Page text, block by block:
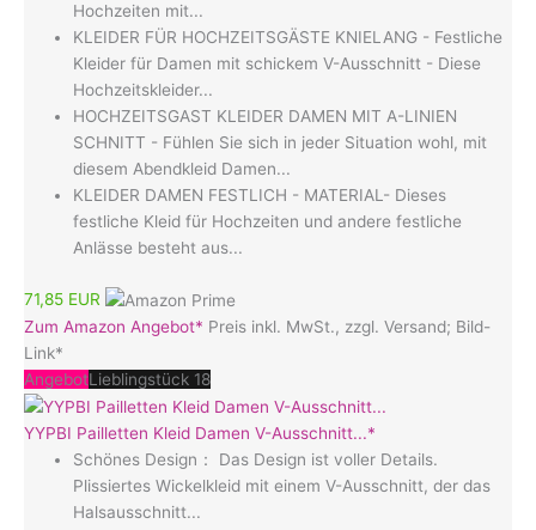
Hochzeiten mit...
KLEIDER FÜR HOCHZEITSGÄSTE KNIELANG - Festliche
Kleider für Damen mit schickem V-Ausschnitt - Diese
Hochzeitskleider...
HOCHZEITSGAST KLEIDER DAMEN MIT A-LINIEN
SCHNITT - Fühlen Sie sich in jeder Situation wohl, mit
diesem Abendkleid Damen...
KLEIDER DAMEN FESTLICH - MATERIAL- Dieses
festliche Kleid für Hochzeiten und andere festliche
Anlässe besteht aus...
71,85 EUR
Zum Amazon Angebot* Preis inkl. MwSt., zzgl. Versand; Bild-
Link*
AngebotLieblingstück 18
YYPBI Pailletten Kleid Damen V-Ausschnitt...*
Schönes Design： Das Design ist voller Details.
Plissiertes Wickelkleid mit einem V-Ausschnitt, der das
Halsausschnitt...